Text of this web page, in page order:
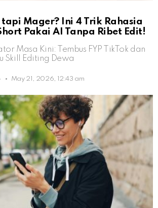
tapi Mager? Ini 4 Trik Rahasia
Pakai AI Tanpa Ribet Edit!
Masa Kini: Tembus FYP TikTok dan
Skill Editing Dewa
May 21, 2026, 12:43 am